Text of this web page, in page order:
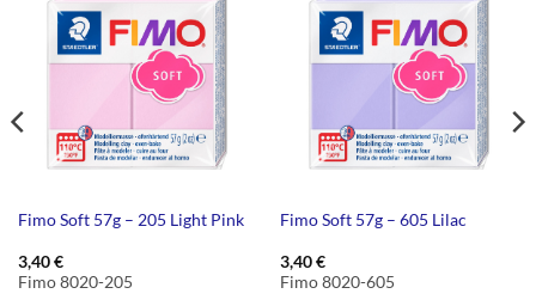
Fimo Soft 57g – 205 Light Pink
3,40€
Fimo 8020-205
Fimo Soft 57g – 605 Lilac
3,40€
Fimo 8020-605